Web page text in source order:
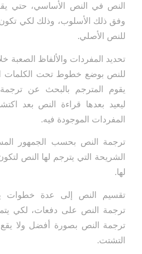
النص في النص الأساسي، حتي
وفق ذلك الأسلوب، وذلك لكي
للنص الأصلي.
تحديد المفردات والألفاظ الصعبة
للنص بوضع خطوط تحت الكلمات
يقوم المترجم بالبحث عن ترجمة
ليعيد بعدها قراءة النص بعد
المفردات الموجودة فيه.
ترجمة النص بحسب الجمهور
الشريحة التي يترجم لها النص
لها.
تقسيم النص إلى عدة خطوات
ترجمة النص على دفعات، لكي
ترجمة النص بصورة أفضل ولا
التشتت.